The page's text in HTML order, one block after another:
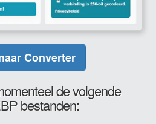
Converter
de volgende
bestanden: